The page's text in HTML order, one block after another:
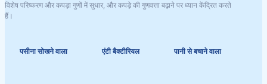
विशेष परिष्करण और कपड़ा गुणों में सुधार, और कपड़े की गुणवत्ता बढ़ाने पर ध्यान केंद्रित करते
हैं।
पसीना सोखने वाला एंटी बैक्टीरियल पानी से बचाने वाला